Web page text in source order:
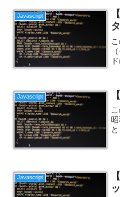
Javascript
Javascript
Javascript